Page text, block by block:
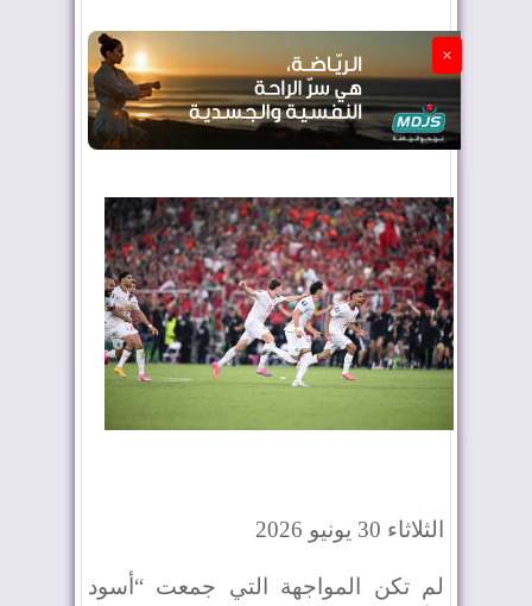
×
الثلاثاء 30 يونيو 2026
لم تكن المواجهة التي جمعت “أسود